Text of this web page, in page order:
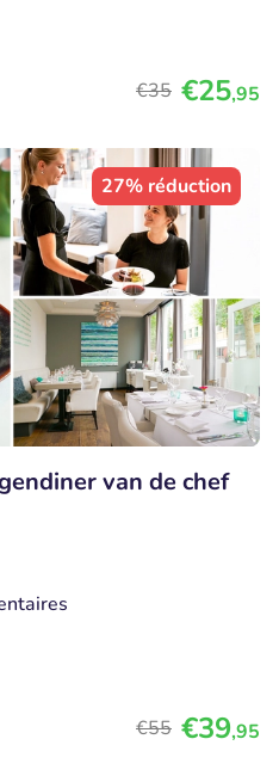
€35 €25,95
27% réduction
van de chef
€55 €39,95